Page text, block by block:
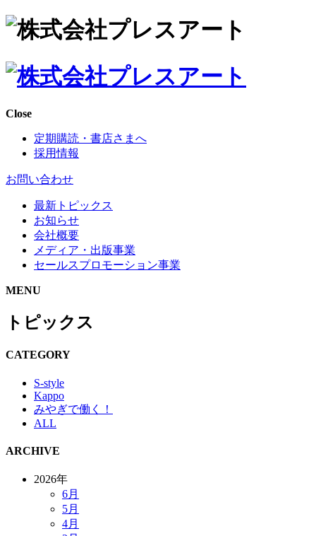
Close
定期購読・書店さまへ
採用情報
お問い合わせ
最新トピックス
お知らせ
会社概要
メディア・出版事業
セールスプロモーション事業
MENU
トピックス
CATEGORY
S-style
Kappo
みやぎで働く！
ALL
ARCHIVE
2026年
6月
5月
4月